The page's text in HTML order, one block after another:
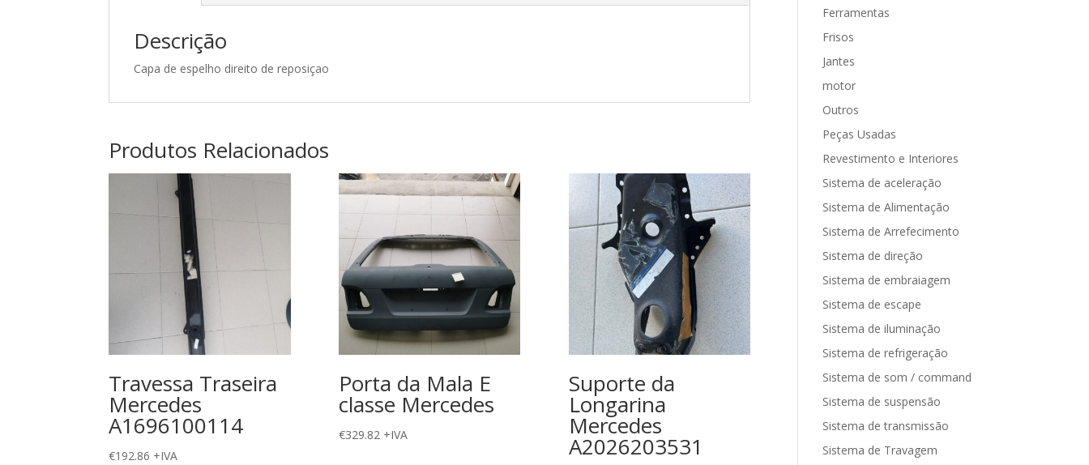
Descrição
Capa de espelho direito de reposiçao
Produtos Relacionados
Travessa Traseira
Mercedes
A1696100114
€192.86 +IVA
Porta da Mala E
classe Mercedes
€329.82 +IVA
Suporte da
Longarina
Mercedes
A2026203531
Ferramentas
Frisos
Jantes
motor
Outros
Peças Usadas
Revestimento e Interiores
Sistema de aceleração
Sistema de Alimentação
Sistema de Arrefecimento
Sistema de direção
Sistema de embraiagem
Sistema de escape
Sistema de iluminação
Sistema de refrigeração
Sistema de som / command
Sistema de suspensão
Sistema de transmissão
Sistema de Travagem